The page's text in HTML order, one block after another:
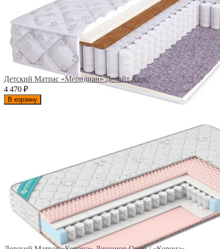
Детский Матрас «Меридиан» Делайт Кидс
4 470 ₽
В корзину